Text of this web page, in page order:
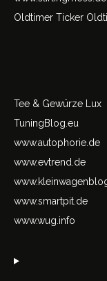
Oldtimer Ticker
Tee & Gewürze Lux
TuningBlog.eu
www.autophorie.de
www.evtrend.de
www.smartpit.de
www.wug.info